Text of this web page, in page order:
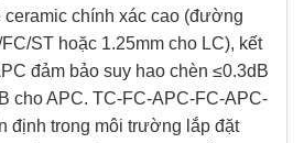
ceramic chính xác cao (đường
ST hoặc 1.25mm cho LC), kết
đảm bảo suy hao chèn ≤0.3dB
cho APC. TC-FC-APC-FC-APC-
định trong môi trường lắp đặt